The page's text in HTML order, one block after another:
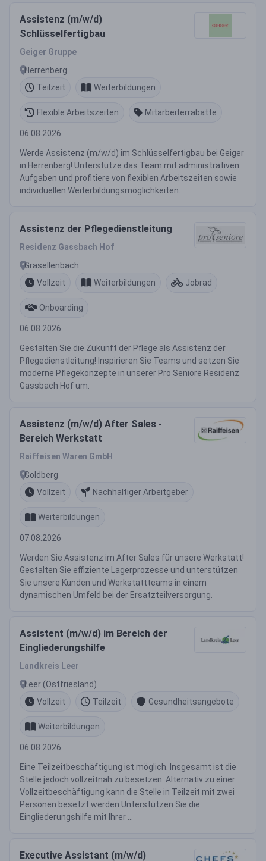
Assistenz (m/w/d)
Schlüsselfertigbau
Geiger Gruppe
Herrenberg
Teilzeit
Weiterbildungen
Flexible Arbeitszeiten Mitarbeiterrabatte
06.08.2026
Werde Assistenz (m/w/d) im Schlüsselfertigbau bei Geiger
in Herrenberg! Unterstütze das Team mit administrativen
Aufgaben und profitiere von flexiblen Arbeitszeiten sowie
individuellen Weiterbildungsmöglichkeiten.
Assistenz der Pflegedienstleitung
Residenz Gassbach Hof
Grasellenbach
Vollzeit
Weiterbildungen Jobrad
Onboarding
06.08.2026
Gestalten Sie die Zukunft der Pflege als Assistenz der
Pflegedienstleitung! Inspirieren Sie Teams und setzen Sie
moderne Pflegekonzepte in unserer Pro Seniore Residenz
Gassbach Hof um.
Assistenz (m/w/d) After Sales -
Bereich Werkstatt
Raiffeisen Waren GmbH
Goldberg
Vollzeit
Nachhaltiger Arbeitgeber
Weiterbildungen
07.08.2026
Werden Sie Assistenz im After Sales für unsere Werkstatt!
Gestalten Sie effiziente Lagerprozesse und unterstützen
Sie unsere Kunden und Werkstattteams in einem
dynamischen Umfeld bei der Ersatzteilversorgung.
Assistent (m/w/d) im Bereich der
Eingliederungshilfe
Landkreis Leer
Leer (Ostfriesland)
Vollzeit
Teilzeit Gesundheitsangebote
Weiterbildungen
06.08.2026
Eine Teilzeitbeschäftigung ist möglich. Insgesamt ist die
Stelle jedoch vollzeitnah zu besetzen. Alternativ zu einer
Vollzeitbeschäftigung kann die Stelle in Teilzeit mit zwei
Personen besetzt werden.Unterstützen Sie die
Eingliederungshilfe mit Ihrer ...
Executive Assistant (m/w/d)